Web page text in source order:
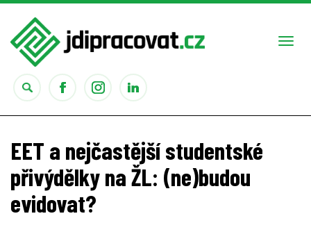
Obory
Studium
EET a nejčastější studentské
přivýdělky na ŽL: (ne)budou
evidovat?